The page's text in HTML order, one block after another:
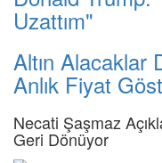
Uzattım"
Altın Alacaklar
Anlık Fiyat
Necati Şaşmaz
Geri Dönüyor